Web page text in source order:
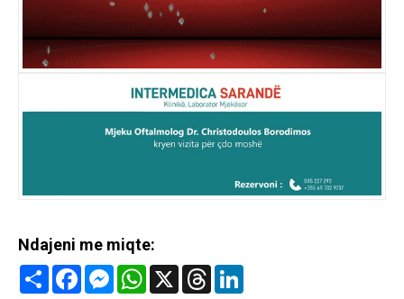
Ndajeni me miqte:
Share FacebookMessenger
WhatsApp
X Threads